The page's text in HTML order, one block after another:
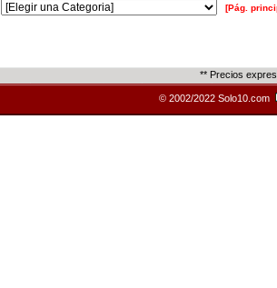
[Pág.
** Precios
© 2002/2022 Solo10.com